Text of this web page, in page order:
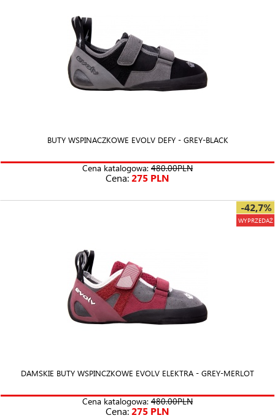
BUTY WSPINACZKOWE EVOLV DEFY - GREY-BLACK
Cena katalogowa: 480.00PLN
Cena:275 PLN
-42,7%
WYPRZEDAŻ
DAMSKIE BUTY WSPINCZKOWE EVOLV ELEKTRA - GREY-MERLOT
Cena katalogowa: 480.00PLN
Cena:275 PLN